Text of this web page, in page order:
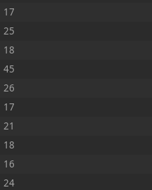
17
25
18
45
26
17
21
18
16
24